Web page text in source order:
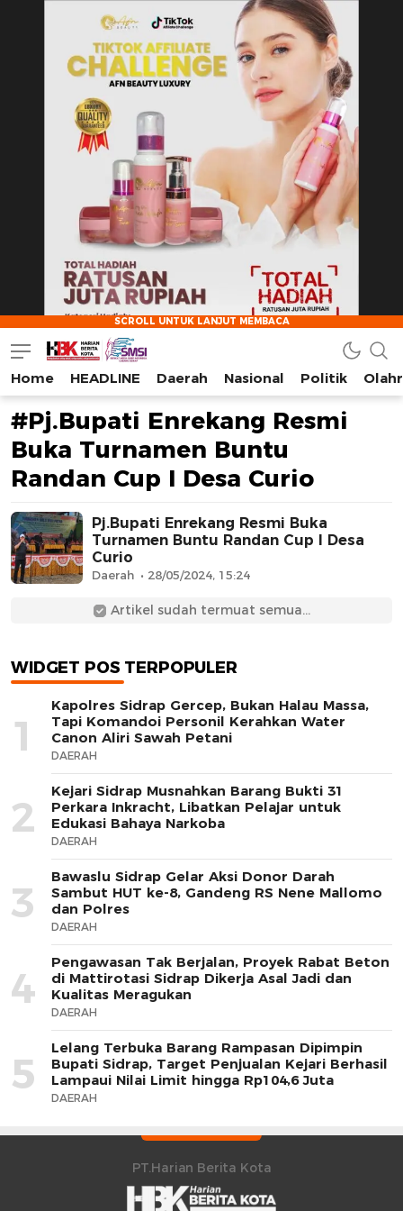
AFN BEAUTY LUXURY
HarianBeritaKota
Mengabarkan Setiap Detil, Sudut, dan Cerita Kota
Home HEADLINE Daerah Nasional Politik
#Pj.Bupati Enrekang Resmi
Buka Turnamen Buntu
Randan Cup I Desa Curio
Pj.Bupati Enrekang Resmi Buka
Turnamen Buntu Randan Cup I Desa
Curio
Daerah 28/05/2024, 15:24
Artikel sudah termuat semua...
WIDGET POS TERPOPULER
1
Kapolres Sidrap Gercep, Bukan Halau Massa,
Tapi Komandoi Personil Kerahkan Water
Canon Aliri Sawah Petani
DAERAH
2
Kejari Sidrap Musnahkan Barang Bukti 31
Perkara Inkracht, Libatkan Pelajar untuk
Edukasi Bahaya Narkoba
DAERAH
3
Bawaslu Sidrap Gelar Aksi Donor Darah
Sambut HUT ke-8, Gandeng RS Nene Mallomo
dan Polres
DAERAH
4
Pengawasan Tak Berjalan, Proyek Rabat Beton
di Mattirotasi Sidrap Dikerja Asal Jadi dan
Kualitas Meragukan
DAERAH
5
Lelang Terbuka Barang Rampasan Dipimpin
Bupati Sidrap, Target Penjualan Kejari Berhasil
Lampaui Nilai Limit hingga Rp104,6 Juta
DAERAH
PT.Harian Berita Kota